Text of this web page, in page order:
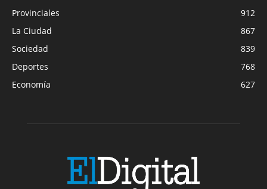
Provinciales
912
La Ciudad
867
Sociedad
839
Deportes
768
Economía
627